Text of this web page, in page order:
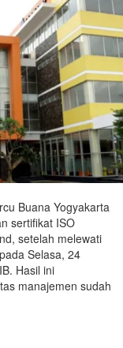
Buana Yogyakarta
sertifikat ISO
setelah melewati
Selasa, 24
Hasil ini
manajemen sudah